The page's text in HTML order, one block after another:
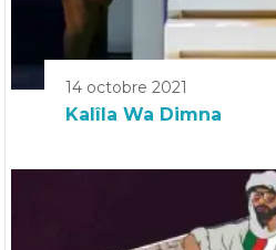
14 octobre 2021
Kalîla Wa Dimna